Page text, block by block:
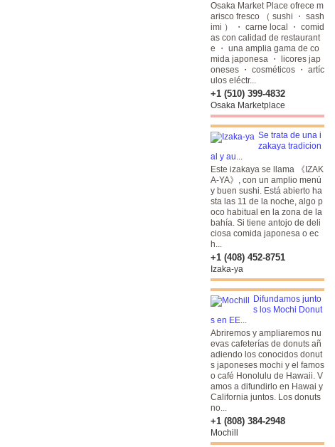
Osaka Market Place ofrece m
arisco fresco （ sushi ・ sash
imi ） ・ carne local ・ comid
as con calidad de restaurant
e ・ una amplia gama de co
mida japonesa ・ licores jap
oneses ・ cosméticos ・ artíc
ulos eléctr...
+1 (510) 399-4832
Osaka Marketplace
Se trata de una i
zakaya tradicion
al y au...
Este izakaya se llama 《IZAK
A-YA》, con un amplio menú
y buen sushi. Está abierto ha
sta las 11 de la noche, algo p
oco habitual en la zona de la
bahía. Si tiene antojo de deli
ciosa comida japonesa o ec
h...
+1 (408) 452-8751
Izaka-ya
Difundamos junto
s los Mochi Donut
s en EE...
Abriremos y ampliaremos nu
evas cafeterías de donuts añ
adiendo los conocidos donut
s japoneses mochi y el famos
o café Honolulu de Hawaii. V
amos a difundirlo en Hawai y
California juntos. Los donuts
no...
+1 (808) 384-2948
Mochill